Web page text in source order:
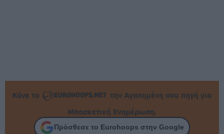
Κάνε το
την Αγαπημένη σου πηγή για
Μπασκετική Ενημέρωση.
Πρόσθεσε το Eurohoops στην Google